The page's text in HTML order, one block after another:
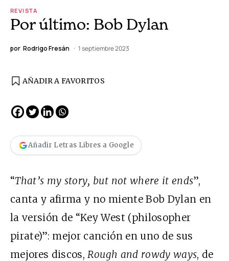
REVISTA
Por último: Bob Dylan
por Rodrigo Fresán 1 septiembre 2023
AÑADIR A FAVORITOS
Añadir Letras Libres a Google
“That’s my story, but not where it ends”,
canta y afirma y no miente Bob Dylan en
la versión de “Key West (philosopher
pirate)”: mejor canción en uno de sus
mejores discos,Rough and rowdy ways, de